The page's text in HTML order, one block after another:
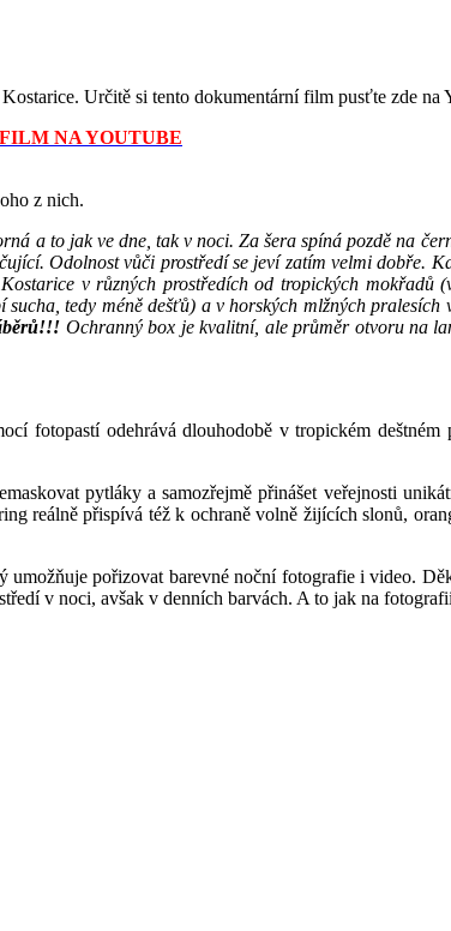
Určitě si tento dokumentární film pusťte zde na
NA YOUTUBE
z nich.
a to jak ve dne, tak v noci. Za šera spíná pozdě na
Odolnost vůči prostředí se jeví zatím velmi dobře.
v různých prostředích od tropických mokřadů
tedy méně dešťů) a v horských mlžných
Ochranný box je kvalitní, ale průměr otvoru na
fotopastí odehrává dlouhodobě v tropickém deštném
pytláky a samozřejmě přinášet veřejnosti
reálně přispívá též k ochraně volně žijících slonů,
pořizovat barevné noční fotografie i video.
v noci, avšak v denních barvách. A to jak na